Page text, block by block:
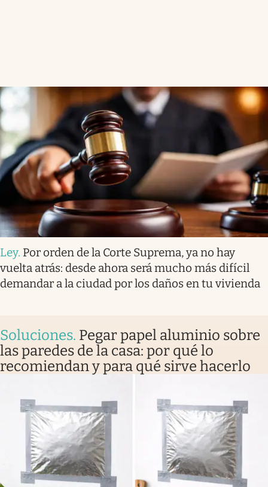
Ley. Por orden de la Corte Suprema, ya no hay
vuelta atrás: desde ahora será mucho más difícil
demandar a la ciudad por los daños en tu vivienda
Soluciones. Pegar papel aluminio sobre
las paredes de la casa: por qué lo
recomiendan y para qué sirve hacerlo